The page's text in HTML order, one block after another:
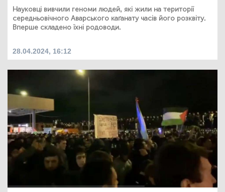
Науковці вивчили геноми людей, які жили на території
середньовічного Аварського каґанату часів його розквіту.
Вперше складено їхні родоводи.
28.04.2024, 16:12